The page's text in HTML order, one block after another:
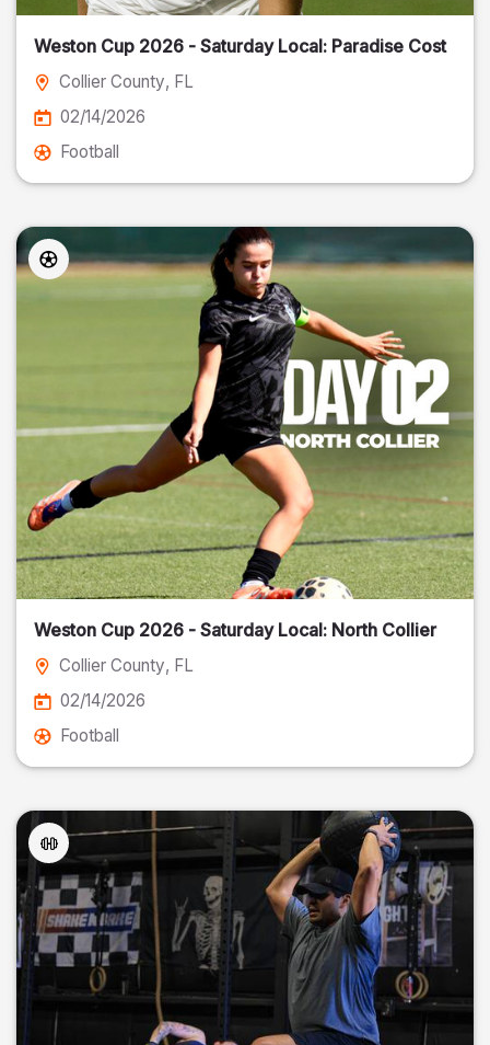
Weston Cup 2026 - Saturday Local: Paradise Cost
Collier County, FL
02/14/2026
Football
Weston Cup 2026 - Saturday Local: North Collier
Collier County, FL
02/14/2026
Football